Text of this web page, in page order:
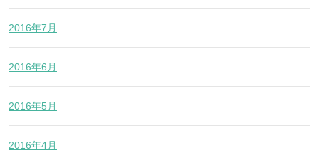
2016年7月
2016年6月
2016年5月
2016年4月